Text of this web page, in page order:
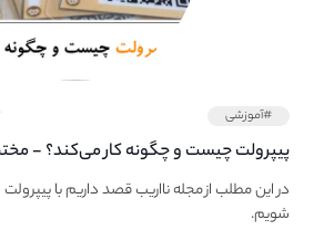
#آموزشی
پیپر‌ولت چیست و چگونه کار می‌کند؟ -
PaperWallet
در این مطلب از مجله نااریب قصد داریم با
شویم.